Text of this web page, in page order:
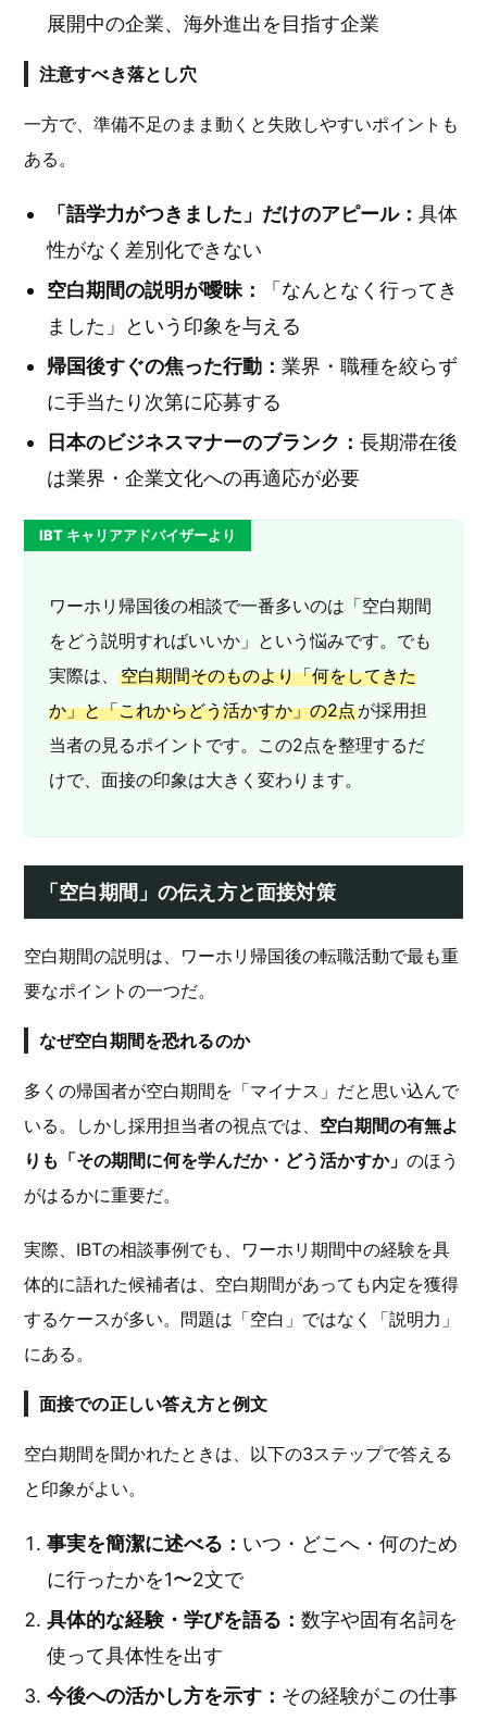
展開中の企業、海外進出を目指す企業
注意すべき落とし穴
一方で、準備不足のまま動くと失敗しやすいポイントも
ある。
「語学力がつきました」だけのアピール： 具体
性がなく差別化できない
空白期間の説明が曖昧：
「なんとなく行ってき
ました」という印象を与える
帰国後すぐの焦った行動： 業界・職種を絞らず
に手当たり次第に応募する
日本のビジネスマナーのブランク： 長期滞在後
は業界・企業文化への再適応が必要
IBT キャリアアドバイザーより
ワーホリ帰国後の相談で一番多いのは「空白期間
をどう説明すればいいか」という悩みです。でも
実際は、 空白期間そのものより「何をしてきた
か」と「これからどう活かすか」の2点が採用担
当者の見るポイントです。この2点を整理するだ
けで、面接の印象は大きく変わります。
「空白期間」の伝え方と面接対策
空白期間の説明は、ワーホリ帰国後の転職活動で最も重
要なポイントの一つだ。
なぜ空白期間を恐れるのか
多くの帰国者が空白期間を「マイナス」だと思い込んで
いる。しかし採用担当者の視点では、 空白期間の有無よ
りも「その期間に何を学んだか・どう活かすか」 のほう
がはるかに重要だ。
実際、IBTの相談事例でも、ワーホリ期間中の経験を具
体的に語れた候補者は、空白期間があっても内定を獲得
するケースが多い。問題は「空白」ではなく「説明力」
にある。
面接での正しい答え方と例文
空白期間を聞かれたときは、以下の3ステップで答える
と印象がよい。
事実を簡潔に述べる： いつ・どこへ・何のため
に行ったかを1〜2文で
具体的な経験・学びを語る： 数字や固有名詞を
使って具体性を出す
今後への活かし方を示す： その経験がこの仕事